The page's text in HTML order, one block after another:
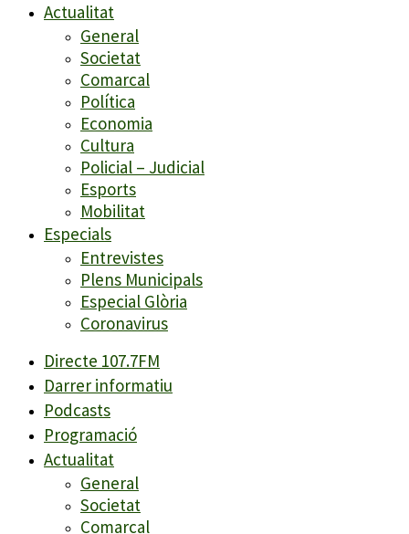
Actualitat
General
Societat
Comarcal
Política
Economia
Cultura
Policial – Judicial
Esports
Mobilitat
Especials
Entrevistes
Plens Municipals
Especial Glòria
Coronavirus
Directe 107.7FM
Darrer informatiu
Podcasts
Programació
Actualitat
General
Societat
Comarcal